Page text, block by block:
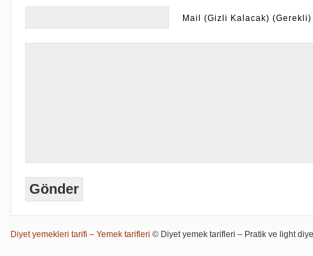
Mail (Gizli Kalacak) (Gerekli)
Diyet yemekleri tarifi – Yemek tarifleri © Diyet yemek tarifleri – Pratik ve light